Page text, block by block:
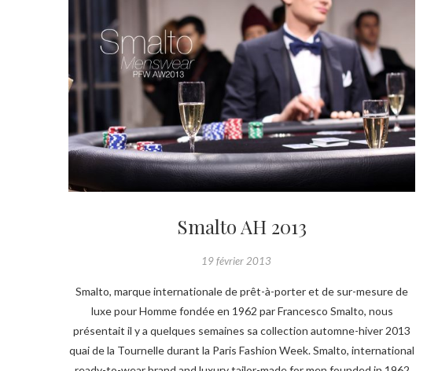
Smalto AH 2013
19 février 2013
Smalto, marque internationale de prêt-à-porter et de sur-mesure de
luxe pour Homme fondée en 1962 par Francesco Smalto, nous
présentait il y a quelques semaines sa collection automne-hiver 2013
quai de la Tournelle durant la Paris Fashion Week. Smalto, international